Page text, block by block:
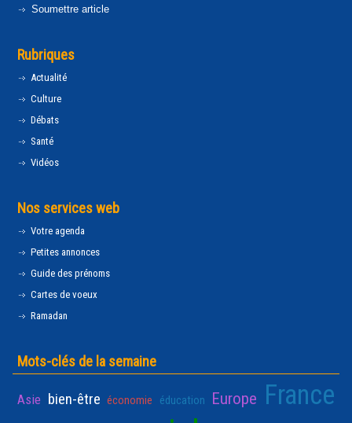
Soumettre article
Rubriques
Actualité
Culture
Débats
Santé
Vidéos
Nos services web
Votre agenda
Petites annonces
Guide des prénoms
Cartes de voeux
Ramadan
Mots-clés de la semaine
Asie bien-être économie éducation Europe France